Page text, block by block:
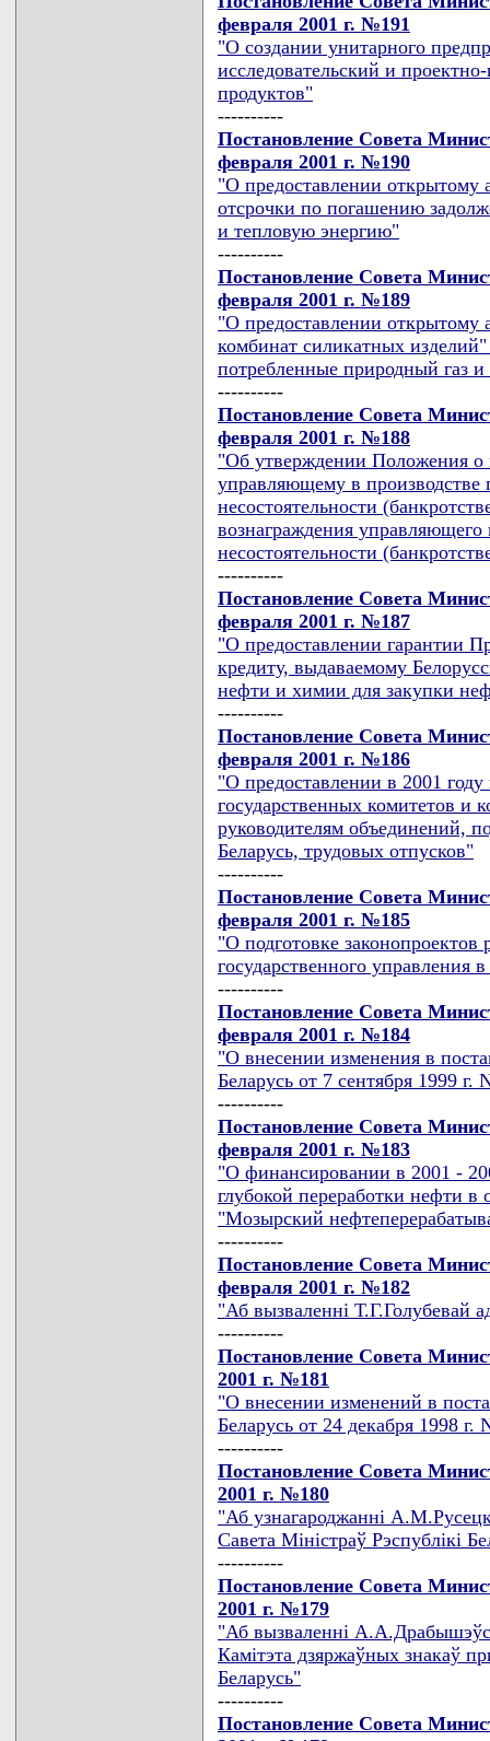
февраля 2001 г. №191
"О создании унитарного
исследовательский и
продуктов"
----------
Постановление Совета
февраля 2001 г. №190
"О предоставлении открытому
отсрочки по погашению
и тепловую энергию"
----------
Постановление Совета
февраля 2001 г. №189
"О предоставлении открытому
комбинат силикатных
потребленные природный газ и
----------
Постановление Совета
февраля 2001 г. №188
"Об утверждении Положения о
управляющему в производстве
несостоятельности
вознаграждения управляющего
несостоятельности
----------
Постановление Совета
февраля 2001 г. №187
"О предоставлении гарантии
кредиту, выдаваемому
нефти и химии для закупки
----------
Постановление Совета
февраля 2001 г. №186
"О предоставлении в 2001
государственных комитетов и
руководителям объединений,
Беларусь, трудовых отпусков"
----------
Постановление Совета
февраля 2001 г. №185
"О подготовке
государственного управления
----------
Постановление Совета
февраля 2001 г. №184
"О внесении изменения в
Беларусь от 7 сентября 1999 г.
----------
Постановление Совета
февраля 2001 г. №183
"О финансировании в 2001 -
глубокой переработки нефти
"Мозырский
----------
Постановление Совета
февраля 2001 г. №182
"Аб вызваленнi Т.Г.Голубевай
----------
Постановление Совета
2001 г. №181
"О внесении изменений в
Беларусь от 24 декабря 1998 г.
----------
Постановление Совета
2001 г. №180
"Аб узнагароджаннi
Савета Мiнiстраў Рэспублiкi
----------
Постановление Совета
2001 г. №179
"Аб вызваленнi
Камiтэта дзяржаўных знакаў
Беларусь"
----------
Постановление Совета